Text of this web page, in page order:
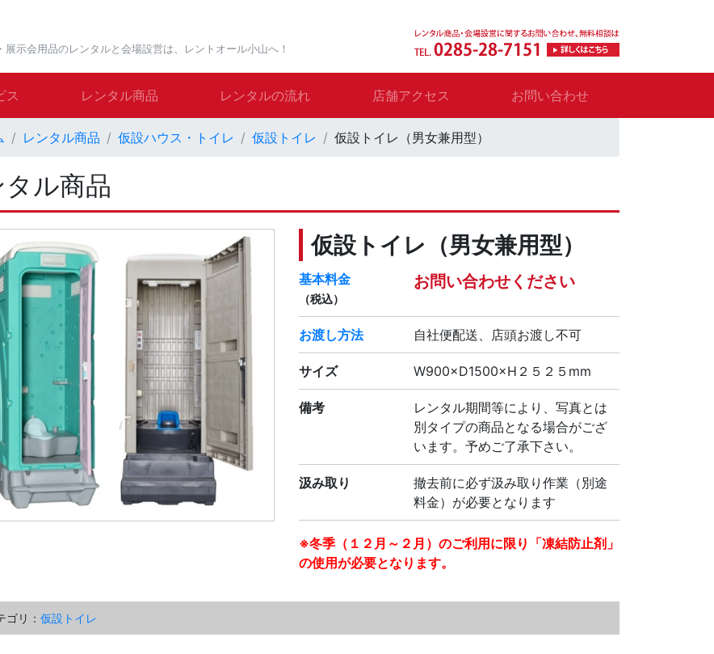
展示会用品のレンタルと会場設営は、レントオール小山へ！
ス レンタル商品 レンタルの流れ 店舗アクセス お問い合わせ
レンタル商品 仮設ハウス・トイレ 仮設トイレ 仮設トイレ（男女兼用型）
タル商品
仮設トイレ（男女兼用型）
基本料金
（税込）
お問い合わせください
お渡し方法 自社便配送、店頭お渡し不可
サイズ W900×D1500×H２５２５mm
備考
レンタル期間等により、写真とは
別タイプの商品となる場合がござ
います。予めご了承下さい。
汲み取り
撤去前に必ず汲み取り作業（別途
料金）が必要となります
※冬季（１２月～２月）のご利用に限り「凍結防止剤」
の使用が必要となります。
ゴリ： 仮設トイレ